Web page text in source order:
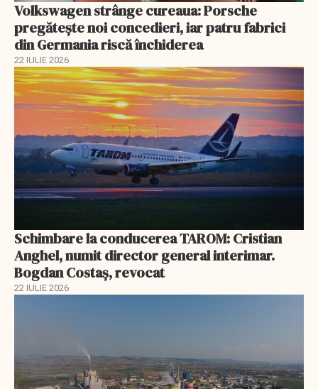
Volkswagen strânge cureaua: Porsche
pregătește noi concedieri, iar patru fabrici
din Germania riscă închiderea
22 IULIE 2026
Schimbare la conducerea TAROM: Cristian
Anghel, numit director general interimar.
Bogdan Costaș, revocat
22 IULIE 2026